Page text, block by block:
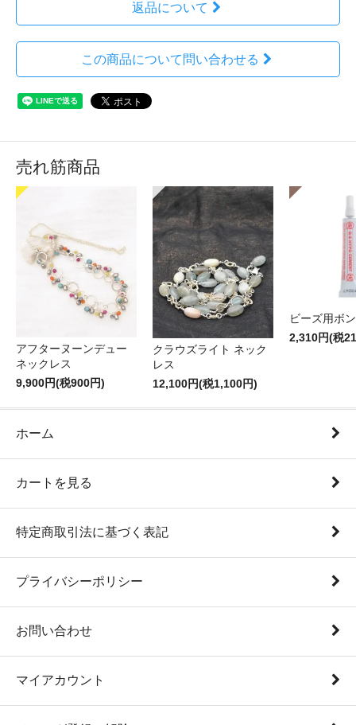
返品について
この商品について問い合わせる
売れ筋商品
アフターヌーンデュー
ネックレス
9,900円(税900円)
クラウズライト ネック
レス
12,100円(税1,100円)
ビーズ用ボ
2,310円(税
ホーム
カートを見る
特定商取引法に基づく表記
プライバシーポリシー
お問い合わせ
マイアカウント